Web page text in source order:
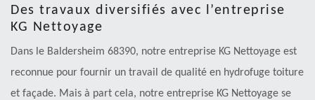
Des travaux diversifiés avec l’entreprise
KG Nettoyage
Dans le Baldersheim 68390, notre entreprise KG Nettoyage est
reconnue pour fournir un travail de qualité en hydrofuge toiture
et façade. Mais à part cela, notre entreprise KG Nettoyage se